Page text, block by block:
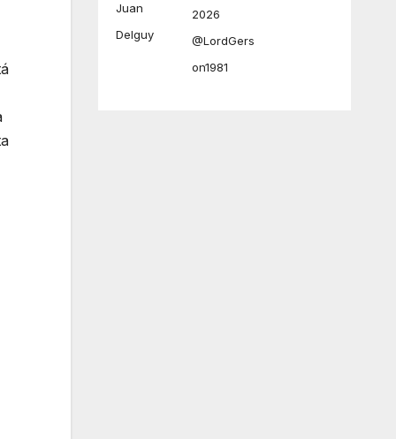
Juan
Delguy
2026
@LordGers
on1981